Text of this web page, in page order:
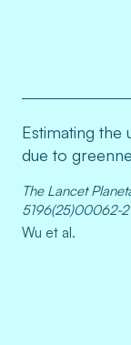
Estimating the
due to
The Lancet
5196(25)00062-2
Wu et al.